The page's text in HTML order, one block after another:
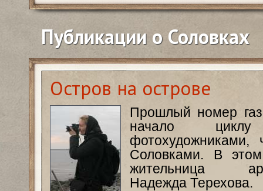
Публикации о Соловках
Остров на острове
Прошлый номер
начало
фотохудожниками,
Соловками. В
жительница
Надежда Терехова.